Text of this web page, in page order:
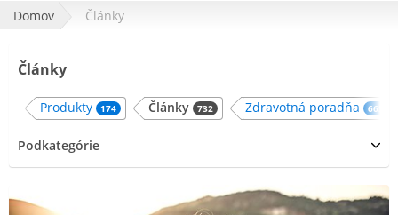
Domov Články
Články
Produkty 174 Články 732 Zdravotná poradňa 6652
Podkategórie